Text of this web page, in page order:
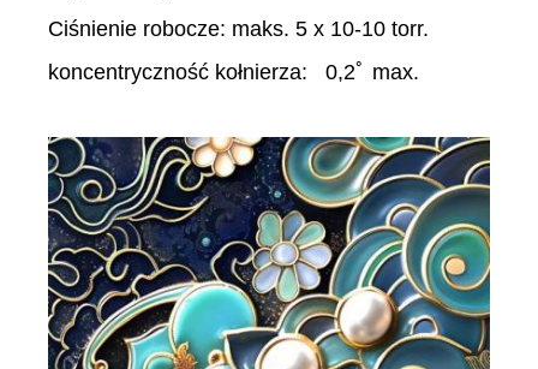
Ciśnienie robocze: maks. 5 x 10-10 torr.
koncentryczność kołnierza: 0,2ﾟ max.